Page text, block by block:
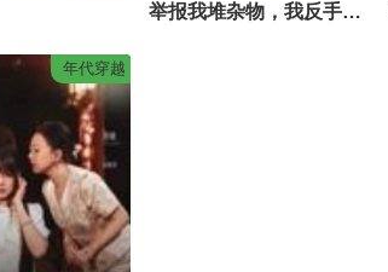
举报我堆杂物，我反手搬走电梯
年代穿越